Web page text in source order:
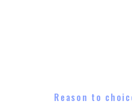
Reason to